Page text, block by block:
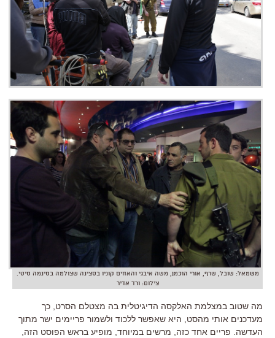
משמאל: שובל, שרף, אורי הוכמן, משה איבגי והאחים קוניו בסצינה שצולמה בסינמה סיטי.
צילום: ורד אדיר
מה שטוב במצלמת האלקסה הדיגיטלית בה מצטלם הסרט, כך
מעדכנים אותי מהסט, היא שאפשר ללכוד ולשמור פריימים ישר מתוך
העדשה. פריים אחד כזה, מרשים במיוחד, מופיע בראש הפוסט הזה,